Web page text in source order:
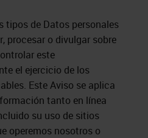
tipos de Datos personales
procesar o divulgar sobre
este
el ejercicio de los
Este Aviso se aplica
tanto en línea
su uso de sitios
operemos nosotros o